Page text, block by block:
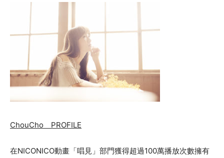
ChouCho PROFILE
在NICONICO動畫「唱見」部門獲得超過100萬播放次數擁有